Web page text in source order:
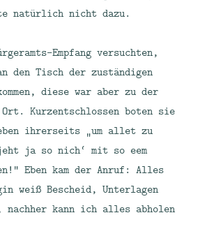
natürlich nicht dazu.
Empfang versuchten,
den Tisch der zuständigen
diese war aber zu der
Kurzentschlossen boten sie
ihrerseits „um allet zu
ja so nich‘ mit so eem
Eben kam der Anruf: Alles
weiß Bescheid, Unterlagen
kann ich alles abholen